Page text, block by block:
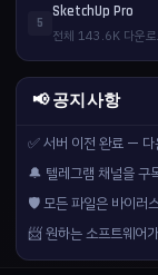
5
SketchUp Pro
전체 143.6K 다운
📢 공지사항
✅ 서버 이전 완료 —
🔔 텔레그램 채널을 구
🛡️ 모든 파일은 바이러
📨 원하는 소프트웨어